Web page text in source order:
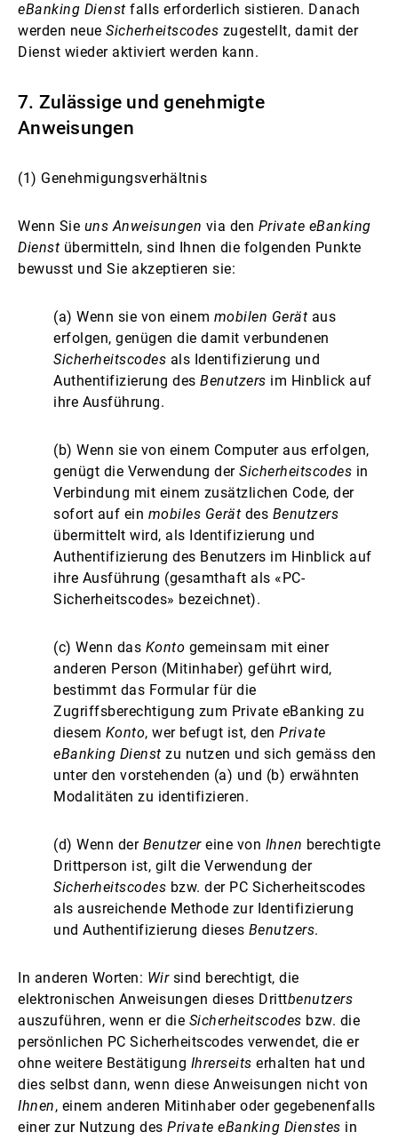
eBanking Dienst falls erforderlich sistieren. Danach
werden neue Sicherheitscodes zugestellt, damit der
Dienst wieder aktiviert werden kann.
7. Zulässige und genehmigte
Anweisungen
(1) Genehmigungsverhältnis
Wenn Sie uns Anweisungen via den Private eBanking
Dienst übermitteln, sind Ihnen die folgenden Punkte
bewusst und Sie akzeptieren sie:
(a) Wenn sie von einem mobilen Gerät aus
erfolgen, genügen die damit verbundenen
Sicherheitscodes als Identifizierung und
Authentifizierung des Benutzers im Hinblick auf
ihre Ausführung.
(b) Wenn sie von einem Computer aus erfolgen,
genügt die Verwendung der Sicherheitscodes in
Verbindung mit einem zusätzlichen Code, der
sofort auf ein mobiles Gerät des Benutzers
übermittelt wird, als Identifizierung und
Authentifizierung des Benutzers im Hinblick auf
ihre Ausführung (gesamthaft als «PC-
Sicherheitscodes» bezeichnet).
(c) Wenn das Konto gemeinsam mit einer
anderen Person (Mitinhaber) geführt wird,
bestimmt das Formular für die
Zugriffsberechtigung zum Private eBanking zu
diesem Konto, wer befugt ist, den Private
eBanking Dienst zu nutzen und sich gemäss den
unter den vorstehenden (a) und (b) erwähnten
Modalitäten zu identifizieren.
(d) Wenn der Benutzer eine von Ihnen berechtigte
Drittperson ist, gilt die Verwendung der
Sicherheitscodes bzw. der PC Sicherheitscodes
als ausreichende Methode zur Identifizierung
und Authentifizierung dieses Benutzers.
In anderen Worten: Wir sind berechtigt, die
elektronischen Anweisungen dieses Drittbenutzers
auszuführen, wenn er die Sicherheitscodes bzw. die
persönlichen PC Sicherheitscodes verwendet, die er
ohne weitere Bestätigung Ihrerseits erhalten hat und
dies selbst dann, wenn diese Anweisungen nicht von
Ihnen, einem anderen Mitinhaber oder gegebenenfalls
einer zur Nutzung des Private eBanking Dienstes in